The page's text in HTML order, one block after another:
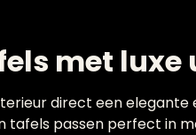
met
direct een
passen perfect in